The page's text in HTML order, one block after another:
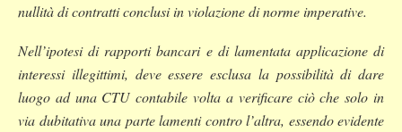
nullità di contratti conclusi in violazione di norme imperative.
Nell’ipotesi di rapporti bancari e di lamentata applicazione di
interessi illegittimi, deve essere esclusa la possibilità di dare
luogo ad una CTU contabile volta a verificare ciò che solo in
via dubitativa una parte lamenti contro l’altra, essendo evidente